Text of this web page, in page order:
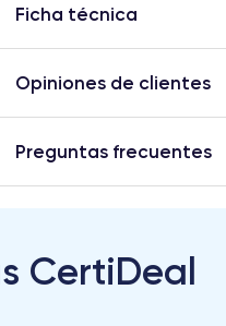
Ficha técnica
Opiniones de clientes
Preguntas frecuentes
CertiDeal